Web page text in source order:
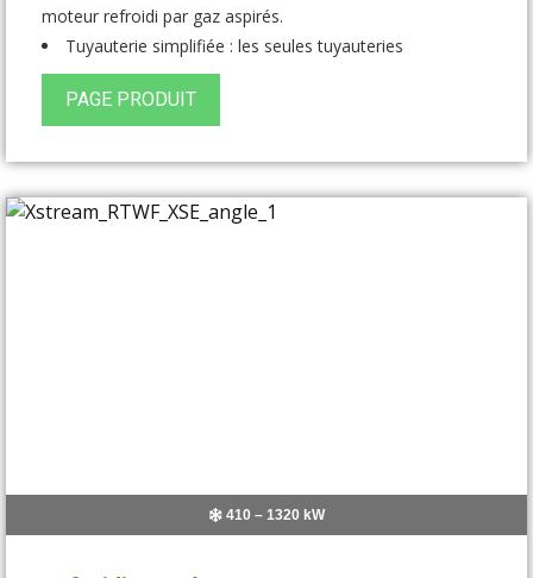
moteur refroidi par gaz aspirés.
Tuyauterie simplifiée : les seules tuyauteries
nécessaires sont celles de l’évaporateur et du
condensateur.
PAGE PRODUIT
410 – 1320 kW